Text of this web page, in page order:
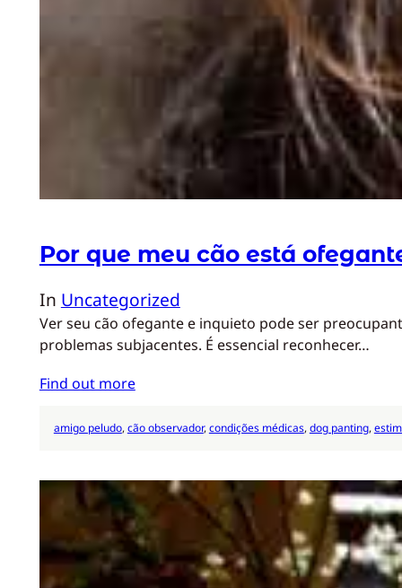
Por que meu cão está
In Uncategorized
Ver seu cão ofegante e inquieto pode ser
problemas subjacentes. É essencial reconhecer…
Find out more
amigo peludo, cão observador, condições médicas, dog panting,